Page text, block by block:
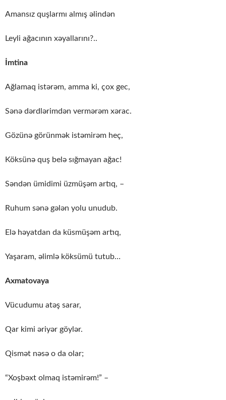
Amansız quşlarmı almış əlindən
Leyli ağacının xəyallarını?..
İmtina
Ağlamaq istərəm, amma ki, çox gec,
Sənə dərdlərimdən vermərəm xərac.
Gözünə görünmək istəmirəm heç,
Köksünə quş belə sığmayan ağac!
Səndən ümidimi üzmüşəm artıq, –
Ruhum sənə gələn yolu unudub.
Elə həyatdan da küsmüşəm artıq,
Yaşaram, əlimlə köksümü tutub…
Axmatovaya
Vücudumu atəş sarar,
Qar kimi əriyər göylər.
Qismət nəsə o da olar;
“Xoşbəxt olmaq istəmirəm!” –